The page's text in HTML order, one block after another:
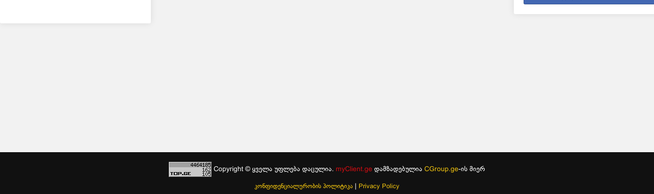
Copyright © ყველა უფლება დაცულია. myClient.ge დამზადებულია CGroup.ge-ის მიერ
კონფიდენციალურობის პოლიტიკა Privacy Policy